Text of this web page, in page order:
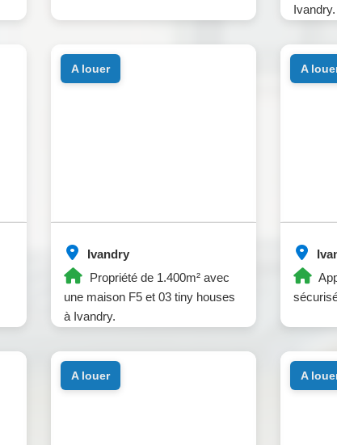
Ivandry.
Ivandry
Propriété de 1.400m² avec
une maison F5 et 03 tiny houses
à Ivandry.
a louer a
a louer a